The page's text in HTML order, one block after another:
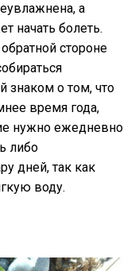
а
начать болеть.
стороне
знаком о том, что
время года,
нужно ежедневно
либо
дней, так как
воду.